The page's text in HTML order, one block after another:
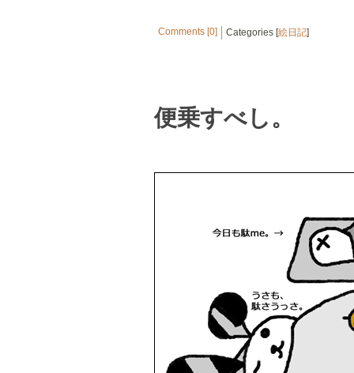
Comments [0] Categories [絵日記]
便乗すべし。